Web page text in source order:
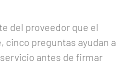
del proveedor que el
cinco preguntas ayudan a
antes de firmar